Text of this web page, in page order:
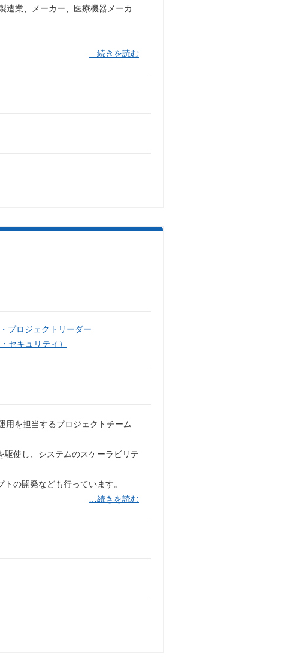
、メーカー、医療機器メーカ
…続きを読む
プロジェクトリーダー
セキュリティ）
用を担当するプロジェクトチーム
使し、システムのスケーラビリテ
の開発なども行っています。
…続きを読む